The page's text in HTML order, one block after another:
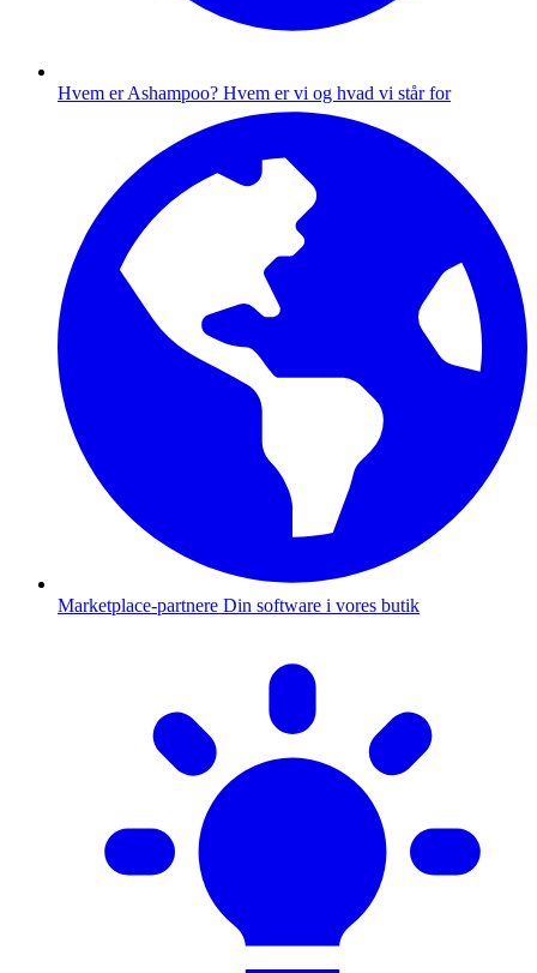
Hvem er Ashampoo? Hvem er vi og hvad vi står for
Marketplace-partnere Din software i vores butik